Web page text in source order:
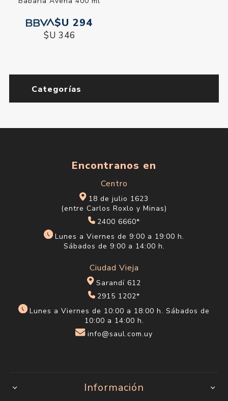
$U 294
$U 346
Categorías
Encontranos en
Centro
18 de julio 1623
(entre Carlos Roxlo y Minas)
2400 6660*
Lunes a Viernes de 9:00 a 19:00 h.
Sábados de 9:00 a 14:00 h.
Ciudad Vieja
Sarandí 612
2915 1202*
Lunes a Viernes de 10:00 a 18:00 h. Sábados de
10:00 a 14:00 h.
info@saul.com.uy
Información